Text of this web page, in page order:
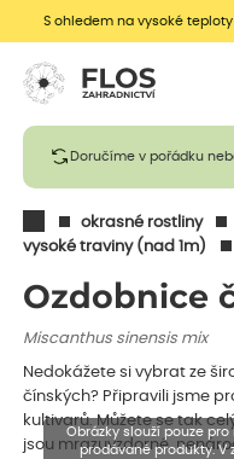
S ohledem na vysoké
Doručíme v pořádku
okrasné rostliny
vysoké traviny (nad 1m)
Ozdobnice
Miscanthus sinensis mix
Nedokážete si vybrat ze
čínských? Připravili jsme
kultivarů. Můžete se tak
jsou mrazuvzdorné,
Obrázky slouží pouze
prodávané produkty. V